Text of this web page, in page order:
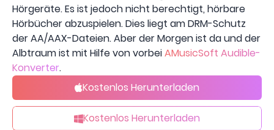
Hörgeräte. Es ist jedoch nicht berechtigt, hörbare
Hörbücher abzuspielen. Dies liegt am DRM-Schutz
der AA/AAX-Dateien. Aber der Morgen ist da und der
Albtraum ist mit Hilfe von vorbeiAMusicSoft Audible-
Konverter.
Kostenlos Herunterladen
Kostenlos Herunterladen